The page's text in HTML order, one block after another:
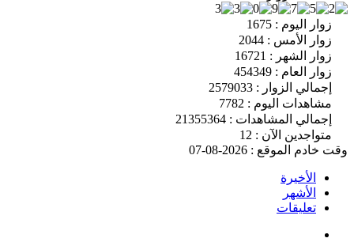
زوار اليوم : 1675
زوار الأمس : 2044
زوار الشهر : 16721
زوار العام : 454349
إجمالي الزوار : 2579033
مشاهدات اليوم : 7782
إجمالي المشاهدات : 21355364
متواجدين الآن : 12
وقت خادم الموقع : 2026-08-07
الأخيرة
الأشهر
تعليقات